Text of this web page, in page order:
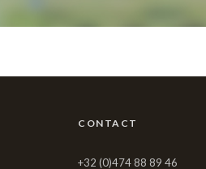
CONTACT
+32 (0)474 88 89 46